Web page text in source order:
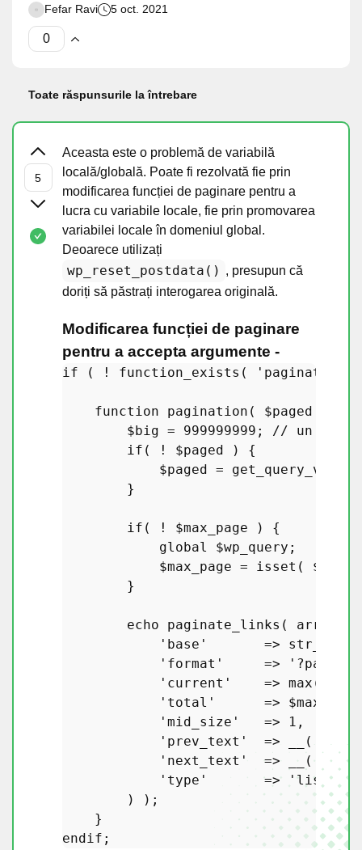
Fefar Ravi 5 oct. 2021
Toate răspunsurile la întrebare
Aceasta este o problemă de variabilă
locală/globală. Poate fi rezolvată fie prin
modificarea funcției de paginare pentru a
lucra cu variabile locale, fie prin promovarea
variabilei locale în domeniul global.
Deoarece utilizați
wp_reset_postdata() , presupun că
doriți să păstrați interogarea originală.
Modificarea funcției de paginare
pentru a accepta argumente -
if ( ! function_exists ( 'pagination'
function pagination ( $paged
$big = 999999999 ; // un
if ( ! $paged ) {
$paged = get_query_var
        }
if ( ! $max_page ) {
global
$wp_query ;
$max_page = isset (
        }
echo paginate_links ( array
'base'
       =>
'format'
     =>
'current'
    =>
max (
'total'
      =>
$max_page
'mid_size'
   =>
1 ,
'prev_text'
  =>
( '«'
'next_text'
  =>
__ ( '»'
'type'
       =>
'list'
        ) );
endif